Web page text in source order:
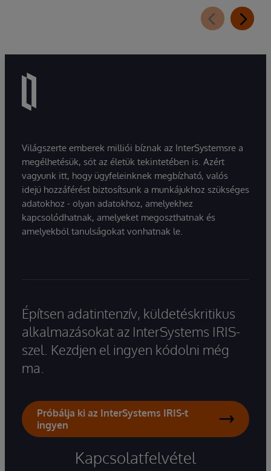
Világszerte emberek milliói bíznak az InterSystemsre a
megélhetésük, sőt az életük tekintetében is. Azért
vagyunk itt, hogy ügyfeleinknek megbízható, valós
idejű hozzáférést biztosítsunk a munkájukhoz szükséges
adatokhoz - olyan adatokhoz, amelyekhez
kapcsolódhatnak, amelyeket megoszthatnak és
amelyekből tanulságokat vonhatnak le.
Építsen adatintenzív, küldetéskritikus
alkalmazásokat az InterSystems IRIS-
szel. Kezdjen el ingyen kódolni még
ma.
Próbálja ki az InterSystems IRIS-t
ingyen
Kapcsolatfelvétel